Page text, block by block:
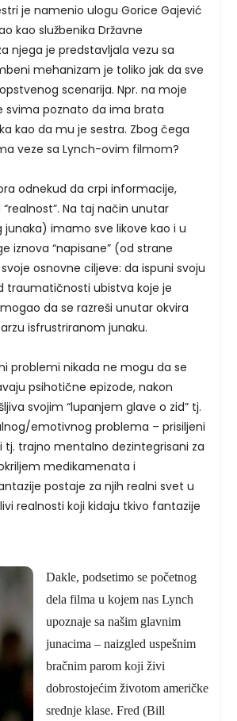
je namenio ulogu Gorice Gajević
kao službenika Državne
njega je predstavljala vezu sa
mehanizam je toliko jak da sve
scenarija. Npr. na moje
svima poznato da ima brata
kao da mu je sestra. Zbog čega
veze sa Lynch-ovim filmom?
odnekud da crpi informacije,
Na taj način unutar
imamo sve likove kao i u
iznova “napisane” (od strane
osnovne ciljeve: da ispuni svoju
traumatičnosti ubistva koje je
da se razreši unutar okvira
isfrustriranom junaku.
problemi nikada ne mogu da se
psihotične epizode, nakon
svojim “lupanjem glave o zid” tj.
emotivnog problema – prisiljeni
tj. trajno mentalno dezintegrisani za
medikamenata i
postaje za njih realni svet u
realnosti koji kidaju tkivo fantazije
Dakle, podsetimo se početnog
dela filma u kojem nas Lynch
upoznaje sa našim glavnim
junacima – naizgled uspešnim
bračnim parom koji živi
dobrostojećim životom američke
srednje klase. Fred (Bill